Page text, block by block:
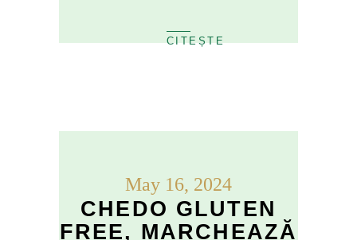
May 16, 2024
CHEDO GLUTEN
FREE, MARCHEAZĂ